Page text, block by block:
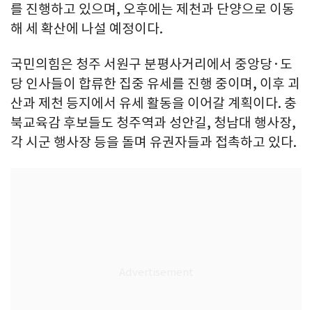
를 진행하고 있으며, 오후에는 제천과 단양으로 이동
해 세 확산에 나설 예정이다.
국민의힘은 청주 서원구 분평사거리에서 중앙당·도
당 인사들이 합류한 집중 유세를 진행 중이며, 이후 괴
산과 제천 등지에서 유세 활동을 이어갈 계획이다. 충
북교육감 후보들도 청주역과 성안길, 청남대 행사장,
각 시군 행사장 등을 돌며 유권자들과 접촉하고 있다.